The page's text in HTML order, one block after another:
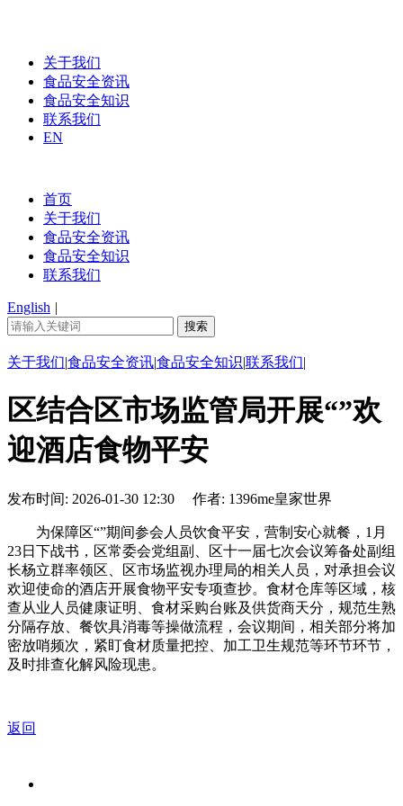
关于我们
食品安全资讯
食品安全知识
联系我们
EN
首页
关于我们
食品安全资讯
食品安全知识
联系我们
English |
关于我们|食品安全资讯|食品安全知识|联系我们|
区结合区市场监管局开展“”欢
迎酒店食物平安
发布时间: 2026-01-30 12:30 作者: 1396me皇家世界
为保障区“”期间参会人员饮食平安，营制安心就餐，1月
23日下战书，区常委会党组副、区十一届七次会议筹备处副组
长杨立群率领区、区市场监视办理局的相关人员，对承担会议
欢迎使命的酒店开展食物平安专项查抄。食材仓库等区域，核
查从业人员健康证明、食材采购台账及供货商天分，规范生熟
分隔存放、餐饮具消毒等操做流程，会议期间，相关部分将加
密放哨频次，紧盯食材质量把控、加工卫生规范等环节环节，
及时排查化解风险现患。
返回